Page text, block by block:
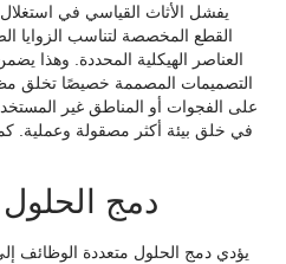
يفشل الأثاث القياسي في
القطع المخصصة لتناسب الزوايا
العناصر الهيكلية المحددة. وهذا
التصميمات المصممة خصيصًا تخلق
على الفجوات أو المناطق غير
في خلق بيئة أكثر مصقولة وعملية.
دمج
يؤدي دمج الحلول متعددة الوظائف